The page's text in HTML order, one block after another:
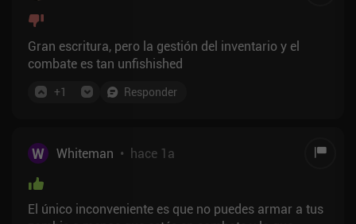
Gran escritura, pero la gestión del inventario y el
combate es tan unfishished
+1 Responder
W Whiteman • hace 1a
El único inconveniente es que no puedes armar a tus